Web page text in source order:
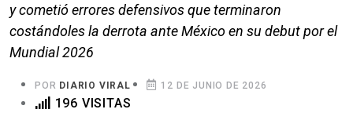
y cometió errores defensivos que terminaron
costándoles la derrota ante México en su debut por el
Mundial 2026
POR DIARIO VIRAL 12 DE JUNIO DE 2026
196 VISITAS